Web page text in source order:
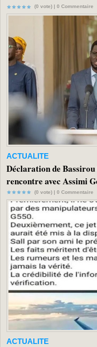
(0 vote) | 0 Commentaire
ACTUALITE
Déclaration de Bassirou
rencontre avec Assimi
(0 vote) | 0 Commentaire
ACTUALITE